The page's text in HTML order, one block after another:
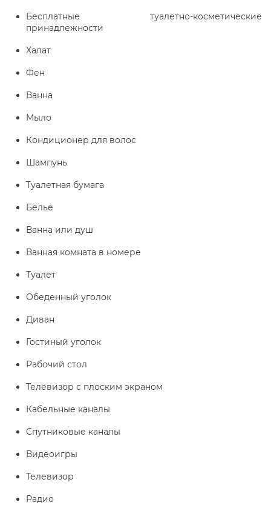
Бесплатные туалетно-косметические
принадлежности
Халат
Фен
Ванна
Мыло
Кондиционер для волос
Шампунь
Туалетная бумага
Белье
Ванна или душ
Ванная комната в номере
Туалет
Обеденный уголок
Диван
Гостиный уголок
Рабочий стол
Телевизор с плоским экраном
Кабельные каналы
Спутниковые каналы
Видеоигры
Телевизор
Радио